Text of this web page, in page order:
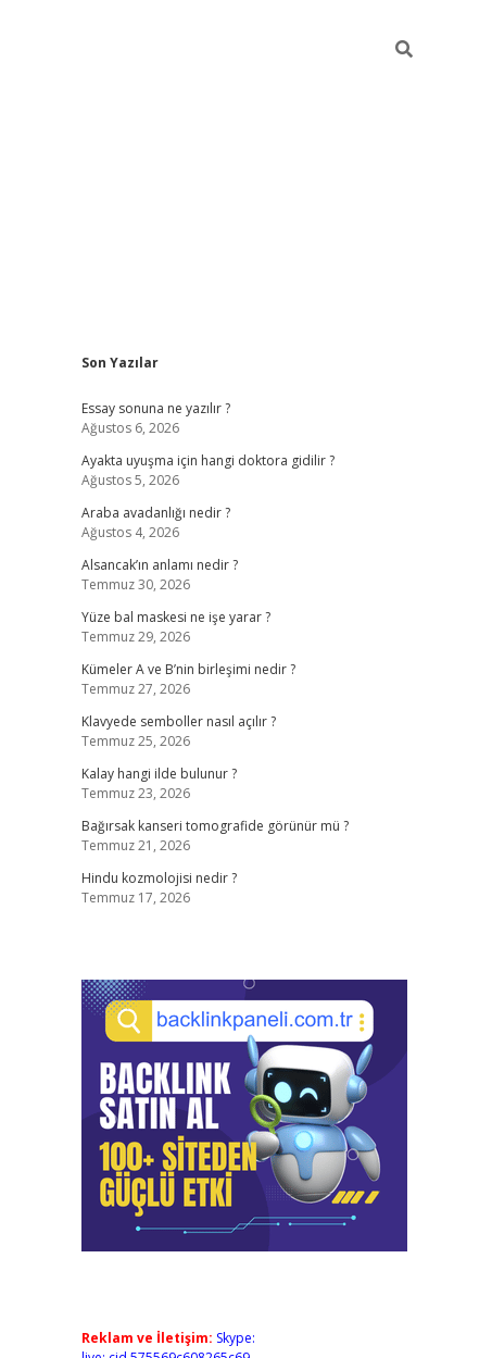
Sidebar
Son Yazılar
Essay sonuna ne yazılır ?
Ağustos 6, 2026
Ayakta uyuşma için hangi doktora gidilir ?
Ağustos 5, 2026
Araba avadanlığı nedir ?
Ağustos 4, 2026
Alsancak’ın anlamı nedir ?
Temmuz 30, 2026
Yüze bal maskesi ne işe yarar ?
Temmuz 29, 2026
Kümeler A ve B’nin birleşimi nedir ?
Temmuz 27, 2026
Klavyede semboller nasıl açılır ?
Temmuz 25, 2026
Kalay hangi ilde bulunur ?
Temmuz 23, 2026
Bağırsak kanseri tomografide görünür mü ?
Temmuz 21, 2026
Hindu kozmolojisi nedir ?
Temmuz 17, 2026
Reklam ve İletişim: Skype: